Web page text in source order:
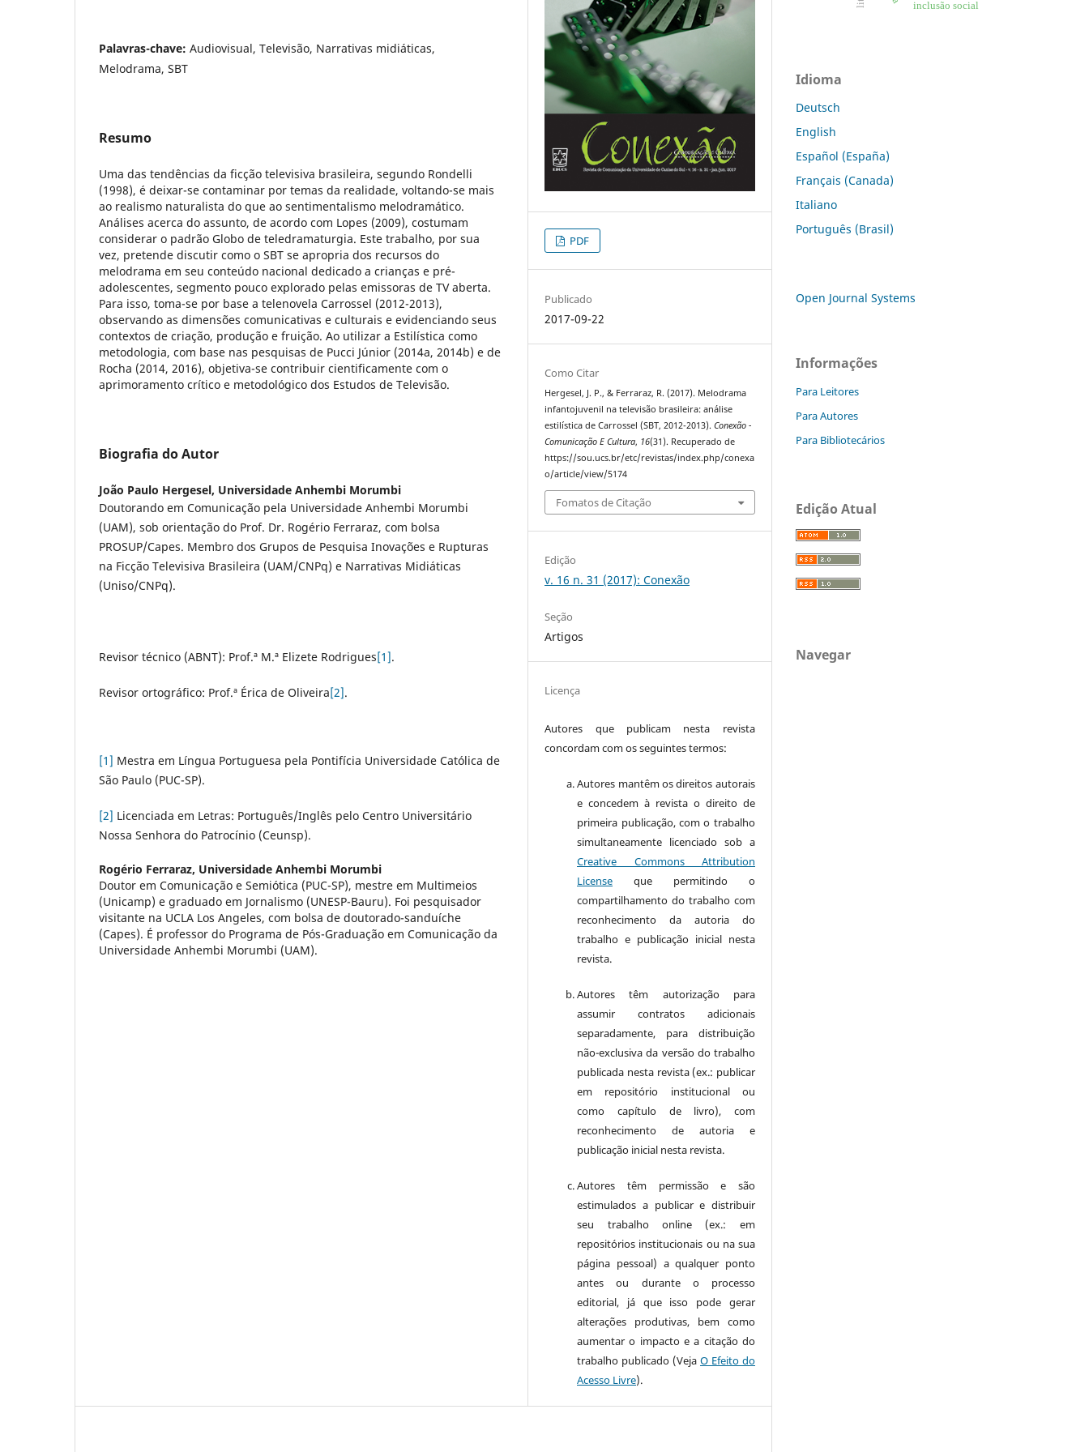
Palavras-chave: Audiovisual, Televisão, Narrativas midiáticas,
Melodrama, SBT
Resumo
Uma das tendências da ficção televisiva brasileira, segundo Rondelli
(1998), é deixar-se contaminar por temas da realidade, voltando-se mais
ao realismo naturalista do que ao sentimentalismo melodramático.
Análises acerca do assunto, de acordo com Lopes (2009), costumam
considerar o padrão Globo de teledramaturgia. Este trabalho, por sua
vez, pretende discutir como o SBT se apropria dos recursos do
melodrama em seu conteúdo nacional dedicado a crianças e pré-
adolescentes, segmento pouco explorado pelas emissoras de TV aberta.
Para isso, toma-se por base a telenovela Carrossel (2012-2013),
observando as dimensões comunicativas e culturais e evidenciando seus
contextos de criação, produção e fruição. Ao utilizar a Estilística como
metodologia, com base nas pesquisas de Pucci Júnior (2014a, 2014b) e de
Rocha (2014, 2016), objetiva-se contribuir cientificamente com o
aprimoramento crítico e metodológico dos Estudos de Televisão.
Biografia do Autor
João Paulo Hergesel, Universidade Anhembi Morumbi
Doutorando em Comunicação pela Universidade Anhembi Morumbi
(UAM), sob orientação do Prof. Dr. Rogério Ferraraz, com bolsa
PROSUP/Capes. Membro dos Grupos de Pesquisa Inovações e Rupturas
na Ficção Televisiva Brasileira (UAM/CNPq) e Narrativas Midiáticas
(Uniso/CNPq).
Revisor técnico (ABNT): Prof.ª M.ª Elizete Rodrigues[1].
Revisor ortográfico: Prof.ª Érica de Oliveira[2].
[1] Mestra em Língua Portuguesa pela Pontifícia Universidade Católica de
São Paulo (PUC-SP).
[2] Licenciada em Letras: Português/Inglês pelo Centro Universitário
Nossa Senhora do Patrocínio (Ceunsp).
Rogério Ferraraz, Universidade Anhembi Morumbi
Doutor em Comunicação e Semiótica (PUC-SP), mestre em Multimeios
(Unicamp) e graduado em Jornalismo (UNESP-Bauru). Foi pesquisador
visitante na UCLA Los Angeles, com bolsa de doutorado-sanduíche
(Capes). É professor do Programa de Pós-Graduação em Comunicação da
Universidade Anhembi Morumbi (UAM).
PDF
Publicado
2017-09-22
Como Citar
Hergesel, J. P., & Ferraraz, R. (2017). Melodrama
infantojuvenil na televisão brasileira: análise
estilística de Carrossel (SBT, 2012-2013).Conexão -
Comunicação E Cultura, 16(31). Recuperado de
https://sou.ucs.br/etc/revistas/index.php/conexa
o/article/view/5174
Fomatos de Citação
Edição
v. 16 n. 31 (2017): Conexão
Seção
Artigos
Licença
Autores que publicam nesta revista
concordam com os seguintes termos:
Autores mantêm os direitos autorais
e concedem à revista o direito de
primeira publicação, com o trabalho
simultaneamente licenciado sob a
Creative Commons Attribution
License que permitindo o
compartilhamento do trabalho com
reconhecimento da autoria do
trabalho e publicação inicial nesta
revista.
Autores têm autorização para
assumir contratos adicionais
separadamente, para distribuição
não-exclusiva da versão do trabalho
publicada nesta revista (ex.: publicar
em repositório institucional ou
como capítulo de livro), com
reconhecimento de autoria e
publicação inicial nesta revista.
Autores têm permissão e são
estimulados a publicar e distribuir
seu trabalho online (ex.: em
repositórios institucionais ou na sua
página pessoal) a qualquer ponto
antes ou durante o processo
editorial, já que isso pode gerar
alterações produtivas, bem como
aumentar o impacto e a citação do
trabalho publicado (Veja O Efeito do
Acesso Livre).
inclusão social
Idioma
Deutsch
English
Español (España)
Français (Canada)
Italiano
Português (Brasil)
Open Journal Systems
Informações
Para Leitores
Para Autores
Para Bibliotecários
Edição Atual
Navegar